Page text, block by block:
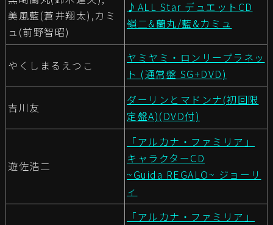
美風藍(蒼井翔太),カミ
ュ(前野智昭)
♪ALL Star デュエットCD
嶺二&蘭丸/藍&カミュ
やくしまるえつこ
ヤミヤミ・ロンリープラネッ
ト (通常盤 SG+DVD)
吉川友
ダーリンとマドンナ(初回限
定盤A)(DVD付)
遊佐浩二
「アルカナ・ファミリア」
キャラクターCD
~Guida REGALO~ ジョーリ
ィ
「アルカナ・ファミリア」